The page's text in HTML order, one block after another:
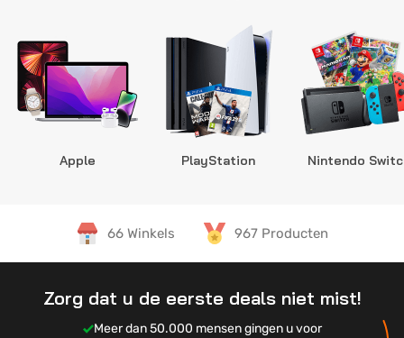
Apple PlayStation Nintendo
66 Winkels 967 Producten
Zorg dat u de eerste deals niet mist!
Meer dan 50.000 mensen gingen u voor